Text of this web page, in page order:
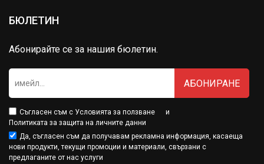
БЮЛЕТИН
Абонирайте се за нашия бюлетин.
АБОНИРАНЕ
Съгласен съм с Условията за ползване
и
Политиката за защита на личните данни
Да, съгласен съм да получавам рекламна информация, касаеща
нови продукти, текущи промоции и материали, свързани с
предлаганите от нас услуги